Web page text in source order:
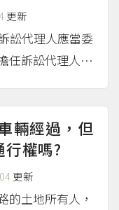
更新
訟代理人應當委
任訴訟代理人，
規定，當事人
代理人，必須獲
輛經過，但
權嗎?
更新
的土地所有人，